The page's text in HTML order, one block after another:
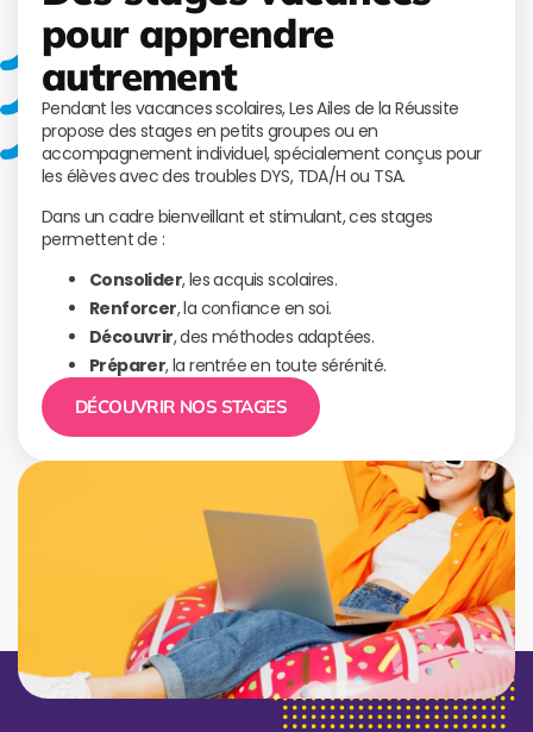
pour apprendre
autrement
Pendant les vacances scolaires, Les Ailes de la Réussite
propose des stages en petits groupes ou en
accompagnement individuel, spécialement conçus pour
les élèves avec des troubles DYS, TDA/H ou TSA.
Dans un cadre bienveillant et stimulant, ces stages
permettent de :
Consolider, les acquis scolaires.
Renforcer, la confiance en soi.
Découvrir, des méthodes adaptées.
Préparer, la rentrée en toute sérénité.
DÉCOUVRIR NOS STAGES